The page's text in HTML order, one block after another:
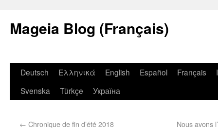
Mageia Blog (Français)
Deutsch Ελληνικά English Español Français
Svenska
Türkçe Україна
← Chronique de fin d’été 2018 Nous avons